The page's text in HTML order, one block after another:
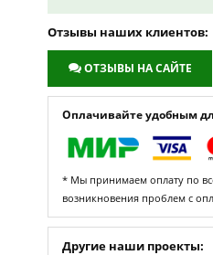
Отзывы наших клиентов:
ОТЗЫВЫ НА САЙТЕ
Оплачивайте удобным
* Мы принимаем оплату по
возникновения проблем с
Другие наши проекты: